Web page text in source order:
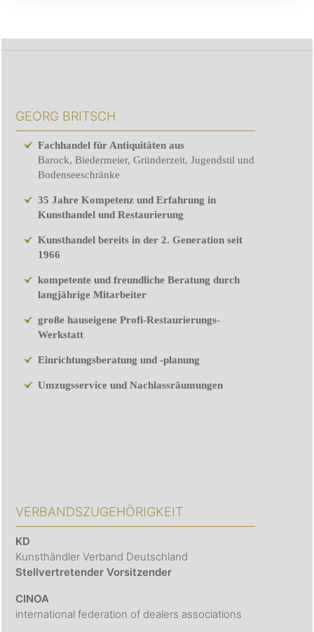
GEORG BRITSCH
Fachhandel für Antiquitäten aus
Barock, Biedermeier, Gründerzeit, Jugendstil und
Bodenseeschränke
35 Jahre Kompetenz und Erfahrung in
Kunsthandel und Restaurierung
Kunsthandel bereits in der 2. Generation seit
1966
kompetente und freundliche Beratung durch
langjährige Mitarbeiter
große hauseigene Profi-Restaurierungs-
Werkstatt
Einrichtungsberatung und -planung
Umzugsservice und Nachlassräumungen
VERBANDSZUGEHÖRIGKEIT
KD
Kunsthändler Verband Deutschland
Stellvertretender Vorsitzender
CINOA
international federation of dealers associations